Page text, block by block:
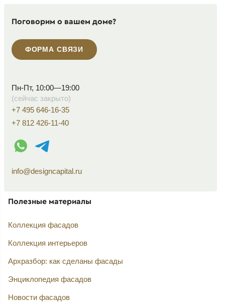
Поговорим о вашем доме?
ФОРМА СВЯЗИ
Пн-Пт, 10:00—19:00
(сейчас закрыто)
+7 495 646-16-35
+7 812 426-11-40
WhatsApp контакт
Telegram контакт
info@designcapital.ru
Полезные материалы
Коллекция фасадов
Коллекция интерьеров
Архразбор: как сделаны фасады
Энциклопедия фасадов
Новости фасадов